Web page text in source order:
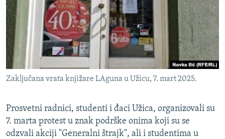
Zaključana vrata knjižare LAguna u Užicu, 7. mart 2025.
Prosvetni radnici, studenti i đaci Užica, organizovali su
7. marta protest u znak podrške onima koji su se
odzvali akciji "Generalni štrajk", ali i studentima u